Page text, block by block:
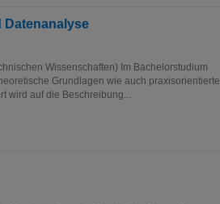
Datenanalyse
Wissenschaften) Im Bachelorstudium
Grundlagen wie auch praxisorientierte
wird auf die Beschreibung...